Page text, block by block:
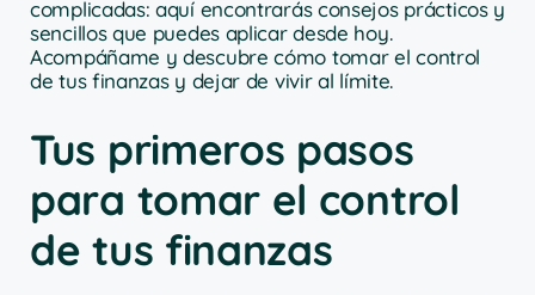
complicadas: aquí encontrarás consejos prácticos y
sencillos que puedes aplicar desde hoy.
Acompáñame y descubre cómo tomar el control
de tus finanzas y dejar de vivir al límite.
Tus primeros pasos
para tomar el control
de tus finanzas